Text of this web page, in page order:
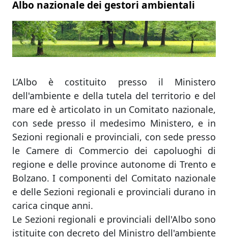
Albo nazionale dei gestori ambientali
L’Albo è costituito presso il Ministero
dell'ambiente e della tutela del territorio e del
mare ed è articolato in un Comitato nazionale,
con sede presso il medesimo Ministero, e in
Sezioni regionali e provinciali, con sede presso
le Camere di Commercio dei capoluoghi di
regione e delle province autonome di Trento e
Bolzano. I componenti del Comitato nazionale
e delle Sezioni regionali e provinciali durano in
carica cinque anni.
Le Sezioni regionali e provinciali dell'Albo sono
istituite con decreto del Ministro dell'ambiente